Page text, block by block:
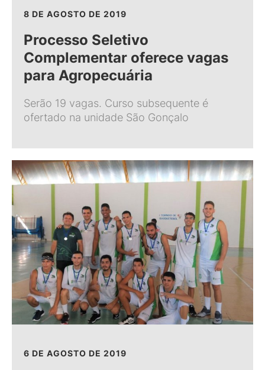
8 DE AGOSTO DE 2019
Processo Seletivo
Complementar oferece vagas
para Agropecuária
Serão 19 vagas. Curso subsequente é
ofertado na unidade São Gonçalo
6 DE AGOSTO DE 2019